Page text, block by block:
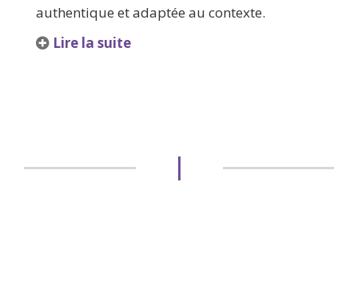
authentique et adaptée au contexte.
Lire la suite
|